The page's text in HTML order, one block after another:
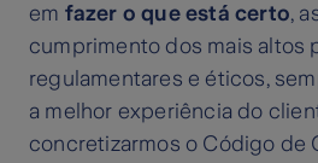
em fazer o que está certo,
cumprimento dos mais altos
regulamentares e éticos,
a melhor experiência do
concretizarmos o Código de